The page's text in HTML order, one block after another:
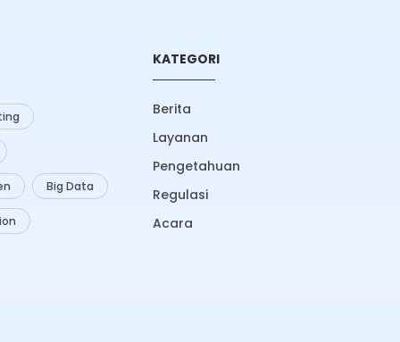
Big Data
KATEGORI
Berita
Layanan
Pengetahuan
Regulasi
Acara